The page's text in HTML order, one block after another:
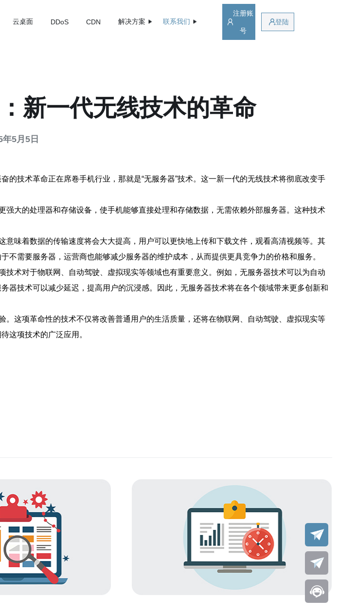
云桌面 DDoS CDN 解决方案 联系我们
注册账
号
登陆
新一代无线技术的革命
年5月5日
技术革命正在席卷手机行业，那就是“无服务器”技术。这一新一代的无线技术将彻底改变手
大的处理器和存储设备，使手机能够直接处理和存储数据，无需依赖外部服务器。这种技术
味着数据的传输速度将会大大提高，用户可以更快地上传和下载文件，观看高清视频等。其
需要服务器，运营商也能够减少服务器的维护成本，从而提供更具竞争力的价格和服务。
术对于物联网、自动驾驶、虚拟现实等领域也有重要意义。例如，无服务器技术可以为自动
技术可以减少延迟，提高用户的沉浸感。因此，无服务器技术将在各个领域带来更多创新和
这项革命性的技术不仅将改善普通用户的生活质量，还将在物联网、自动驾驶、虚拟现实等
这项技术的广泛应用。